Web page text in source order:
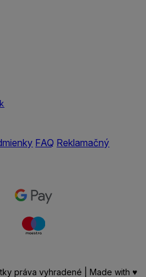
FAQ Reklamačný
práva vyhradené | Made with ♥